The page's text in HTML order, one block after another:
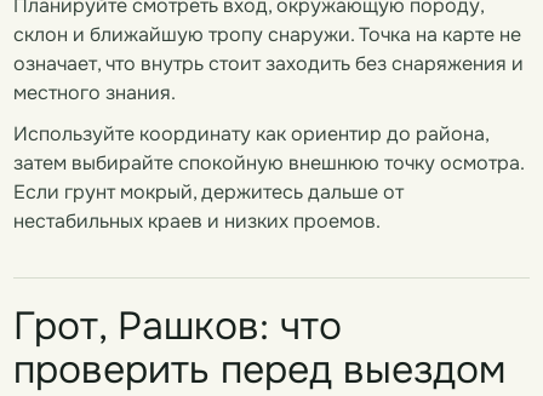
Планируйте смотреть вход, окружающую породу,
склон и ближайшую тропу снаружи. Точка на карте не
означает, что внутрь стоит заходить без снаряжения и
местного знания.
Используйте координату как ориентир до района,
затем выбирайте спокойную внешнюю точку осмотра.
Если грунт мокрый, держитесь дальше от
нестабильных краев и низких проемов.
Грот, Рашков: что
проверить перед выездом